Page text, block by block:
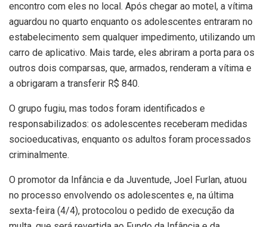
encontro com eles no local. Após chegar ao motel, a vítima
aguardou no quarto enquanto os adolescentes entraram no
estabelecimento sem qualquer impedimento, utilizando um
carro de aplicativo. Mais tarde, eles abriram a porta para os
outros dois comparsas, que, armados, renderam a vítima e
a obrigaram a transferir R$ 840.
O grupo fugiu, mas todos foram identificados e
responsabilizados: os adolescentes receberam medidas
socioeducativas, enquanto os adultos foram processados
criminalmente.
O promotor da Infância e da Juventude, Joel Furlan, atuou
no processo envolvendo os adolescentes e, na última
sexta-feira (4/4), protocolou o pedido de execução da